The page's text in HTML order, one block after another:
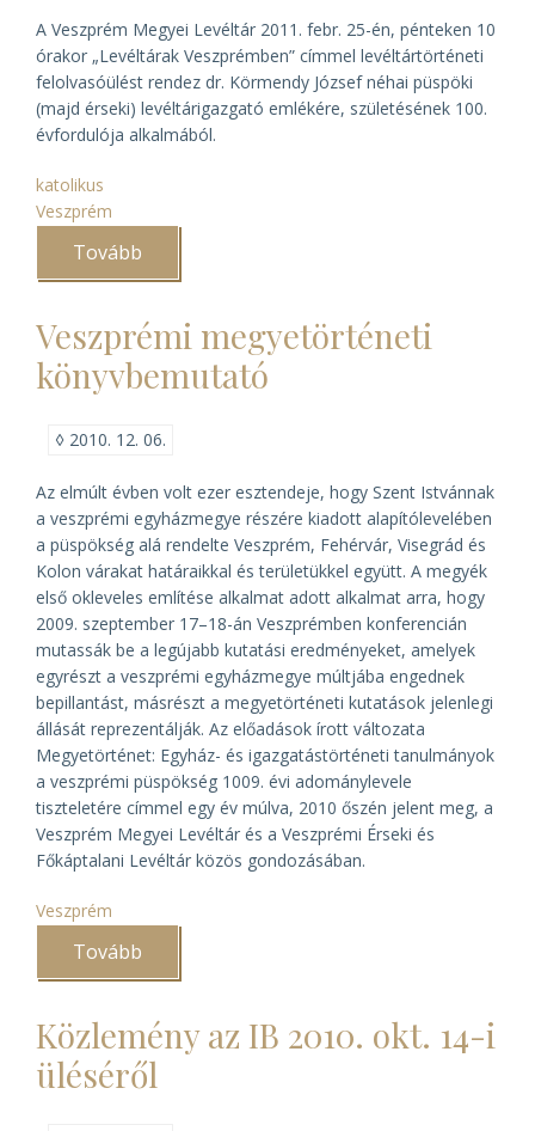
A Veszprém Megyei Levéltár 2011. febr. 25-én, pénteken 10
órakor „Levéltárak Veszprémben” címmel levéltártörténeti
felolvasóülést rendez dr. Körmendy József néhai püspöki
(majd érseki) levéltárigazgató emlékére, születésének 100.
évfordulója alkalmából.
katolikus
Veszprém
Tovább
József
Veszprémi megyetörténeti
könyvbemutató
◊ 2010. 12. 06.
Az elmúlt évben volt ezer esztendeje, hogy Szent Istvánnak
a veszprémi egyházmegye részére kiadott alapítólevelében
a püspökség alá rendelte Veszprém, Fehérvár, Visegrád és
Kolon várakat határaikkal és területükkel együtt. A megyék
első okleveles említése alkalmat adott alkalmat arra, hogy
2009. szeptember 17–18-án Veszprémben konferencián
mutassák be a legújabb kutatási eredményeket, amelyek
egyrészt a veszprémi egyházmegye múltjába engednek
bepillantást, másrészt a megyetörténeti kutatások jelenlegi
állását reprezentálják. Az előadások írott változata
Megyetörténet: Egyház- és igazgatástörténeti tanulmányok
a veszprémi püspökség 1009. évi adománylevele
tiszteletére címmel egy év múlva, 2010 őszén jelent meg, a
Veszprém Megyei Levéltár és a Veszprémi Érseki és
Főkáptalani Levéltár közös gondozásában.
Veszprém
Tovább
könyvbemutató)
Közlemény az IB 2010. okt. 14-i
üléséről